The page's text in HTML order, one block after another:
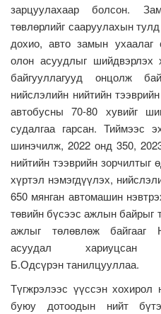
зарцуулахаар болсон.
төвлөрлийг сааруулахын
дохио, авто замын ухаалаг
олон асуудлыг шийдвэрлэх
байгууллагууд онцолж
нийслэлийн нийтийн
автобусны 70-80 хувийг
судалгаа гарсан. Тиймээс
шинэчилж, 2022 онд 350,
нийтийн тээврийн зорчилтыг
хүртэл нэмэгдүүлэх,
650 мянган автомашин
төвийн бүсээс ажлын байрыг
ажлыг төлөвлөж байгааг
асуудал хариуцсан
Б.Одсүрэн танилцууллаа.
Түгжрэлээс үүссэн
буюу дотоодын нийт